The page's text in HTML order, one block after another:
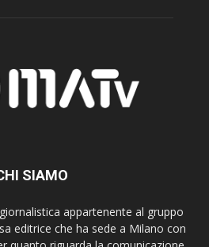
SIAMO
appartenente al gruppo
editrice che ha sede a Milano con